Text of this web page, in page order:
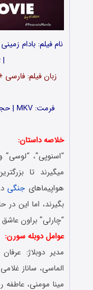
نام فیلم: بادام
|
خلاصه داستان:
“اسنوپی”، “لوسی”
میگیرند تا
هواپیماهای جنگی
بگیرند، اما این
“چارلی” براون
عوامل دوبله سورن:
مدیر دوبلاژ:
الماسی، ساناز
مینا مومنی،